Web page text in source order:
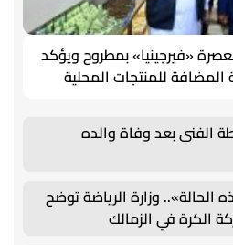
«فيرجينيا» بمطروح ويؤكد
للمنتجات المحلية
الفنى بعد وفاة والده
وزارة الرياضة توضح
الكرة في الزمالك